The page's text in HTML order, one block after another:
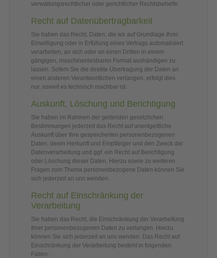
verwaltungsrechtlicher oder gerichtlicher Rechtsbehelfe.
Recht auf Daten­übertrag­barkeit
Sie haben das Recht, Daten, die wir auf Grundlage Ihrer
Einwilligung oder in Erfüllung eines Vertrags automatisiert
verarbeiten, an sich oder an einen Dritten in einem
gängigen, maschinenlesbaren Format aushändigen zu
lassen. Sofern Sie die direkte Übertragung der Daten an
einen anderen Verantwortlichen verlangen, erfolgt dies
nur, soweit es technisch machbar ist.
Auskunft, Löschung und Berichtigung
Sie haben im Rahmen der geltenden gesetzlichen
Bestimmungen jederzeit das Recht auf unentgeltliche
Auskunft über Ihre gespeicherten personenbezogenen
Daten, deren Herkunft und Empfänger und den Zweck der
Datenverarbeitung und ggf. ein Recht auf Berichtigung
oder Löschung dieser Daten. Hierzu sowie zu weiteren
Fragen zum Thema personenbezogene Daten können Sie
sich jederzeit an uns wenden.
Recht auf Einschränkung der
Verarbeitung
Sie haben das Recht, die Einschränkung der Verarbeitung
Ihrer personenbezogenen Daten zu verlangen. Hierzu
können Sie sich jederzeit an uns wenden. Das Recht auf
Einschränkung der Verarbeitung besteht in folgenden
Fällen: